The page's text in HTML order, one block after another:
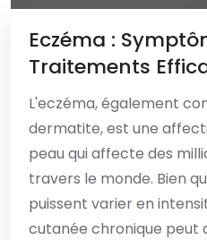
Eczéma :
Traitements
L'eczéma, également
dermatite, est une
peau qui affecte des
travers le monde. Bien
puissent varier en
cutanée chronique peut